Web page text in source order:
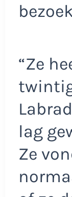
“Ze
lag
Ze